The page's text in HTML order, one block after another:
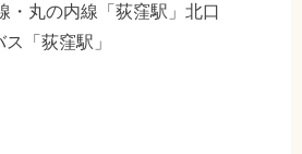
・丸の内線「荻窪駅」北口
「荻窪駅」